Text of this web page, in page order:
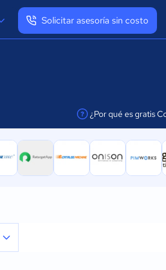
Solicitar asesoría sin costo
¿Por qué es gratis
facilitar la conexión